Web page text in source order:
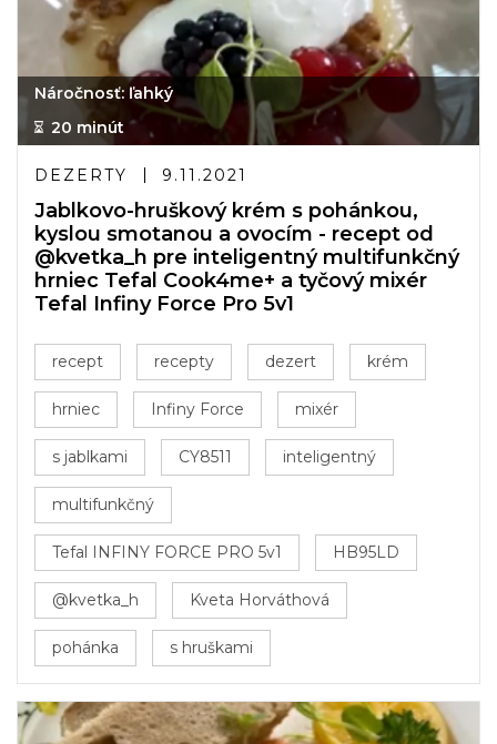
Náročnosť: ľahký
20 minút
DEZERTY 9.11.2021
Jablkovo-hruškový krém s pohánkou,
kyslou smotanou a ovocím - recept od
@kvetka_h pre inteligentný multifunkčný
hrniec Tefal Cook4me+ a tyčový mixér
Tefal Infiny Force Pro 5v1
recept recepty dezert krém
hrniec Infiny Force mixér
s jablkami CY8511 inteligentný
multifunkčný
Tefal INFINY FORCE PRO 5v1 HB95LD
@kvetka_h Kveta Horváthová
pohánka s hruškami